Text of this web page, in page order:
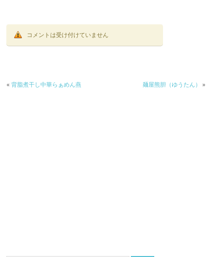
コメントは受け付けていません
«背脂煮干し中華らぁめん燕 麺屋熊胆（ゆうたん） »